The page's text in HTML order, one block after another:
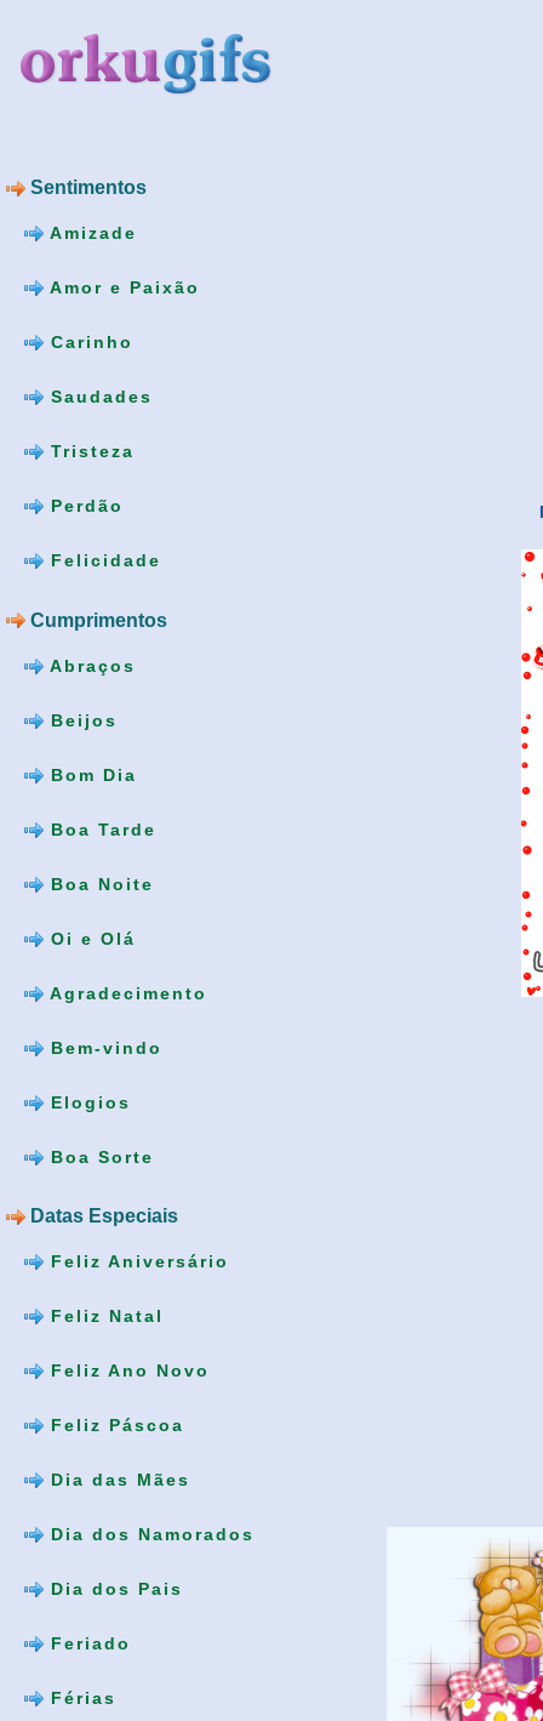
Sentimentos
Amizade
Amor e Paixão
Carinho
Saudades
Tristeza
Perdão
Felicidade
Cumprimentos
Abraços
Beijos
Bom Dia
Boa Tarde
Boa Noite
Oi e Olá
Agradecimento
Bem-vindo
Elogios
Boa Sorte
Datas Especiais
Feliz Aniversário
Feliz Natal
Feliz Ano Novo
Feliz Páscoa
Dia das Mães
Dia dos Namorados
Dia dos Pais
Feriado
Férias